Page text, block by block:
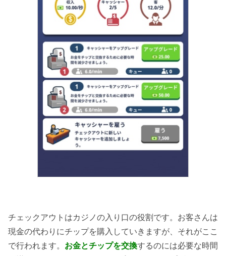
チェックアウトはカジノの入り口の役割です。お客さんは
現金の代わりにチップを購入していきますが、それがここ
で行われます。 お金とチップを交換するのには必要な時間